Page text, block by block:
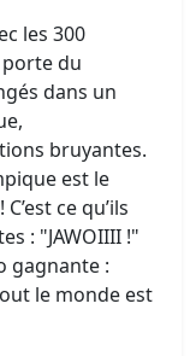
les 300
du
dans un
bruyantes.
est le
ce qu’ils
: "JAWOIIII !"
gagnante :
le monde est